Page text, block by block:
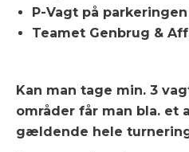
P-Vagt på parkeringen
Teamet Genbrug &
Kan man tage min. 3
områder får man bla. et
gældende hele